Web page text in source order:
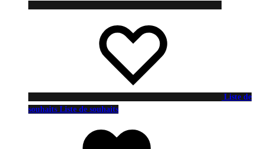
Liste de
souhaits Liste de souhaits